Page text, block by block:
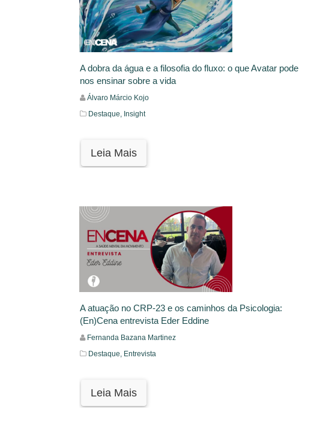
A dobra da água e a filosofia do fluxo: o que Avatar pode
nos ensinar sobre a vida
Álvaro Márcio Kojo
Destaque, Insight
Leia Mais
A atuação no CRP-23 e os caminhos da Psicologia:
(En)Cena entrevista Eder Eddine
Fernanda Bazana Martinez
Destaque, Entrevista
Leia Mais